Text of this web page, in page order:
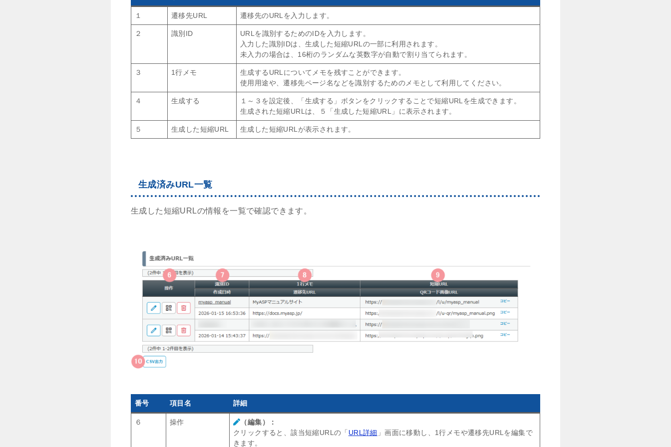
１ 遷移先URL 遷移先のURLを入力します。
２ 識別ID
URLを識別するためのIDを入力します。
入力した識別IDは、生成した短縮URLの一部に利用されます。
未入力の場合は、16桁のランダムな英数字が自動で割り当てられます。
３ 1行メモ
生成するURLについてメモを残すことができます。
使用用途や、遷移先ページ名などを識別するためのメモとして利用してください。
４ 生成する
１～３を設定後、「生成する」ボタンをクリックすることで短縮URLを生成できます。
生成された短縮URLは、５「生成した短縮URL」に表示されます。
５ 生成した短縮URL 生成した短縮URLが表示されます。
生成済みURL一覧
生成した短縮URLの情報を一覧で確認できます。
番号 項目名 詳細
６ 操作
（編集）：
クリックすると、該当短縮URLの「 URL詳細 」画面に移動し、1行メモや遷移先URLを編集で
きます。